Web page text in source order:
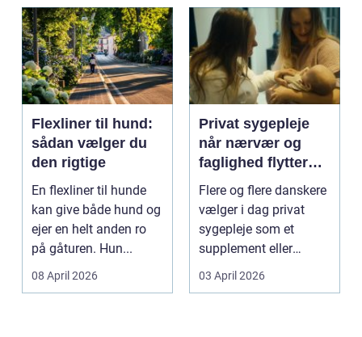
Flexliner til hund:
sådan vælger du
den rigtige
En flexliner til hunde
kan give både hund og
ejer en helt anden ro
på gåturen. Hun...
08 April 2026
Privat sygepleje
når nærvær og
faglighed flytter
hjem i stuen
Flere og flere danskere
vælger i dag privat
sygepleje som et
supplement eller
alternativ til det off...
03 April 2026